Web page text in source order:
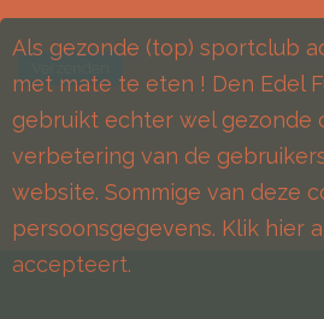
Als gezonde (top) sportclub
met mate te eten ! Den Edel
gebruikt echter wel gezonde
verbetering van de
website. Sommige van deze
persoonsgegevens. Klik hier
accepteert.